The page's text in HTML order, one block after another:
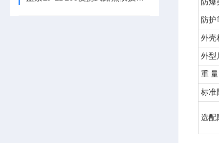
防爆
防护
外壳
外型
重 量
标准
选配